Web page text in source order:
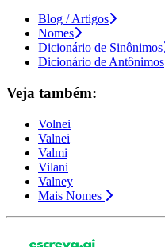
Blog / Artigos
Nomes
Dicionário de Sinônimos
Dicionário de Antônimos
Veja também:
Volnei
Valnei
Valmi
Vilani
Valney
Mais Nomes